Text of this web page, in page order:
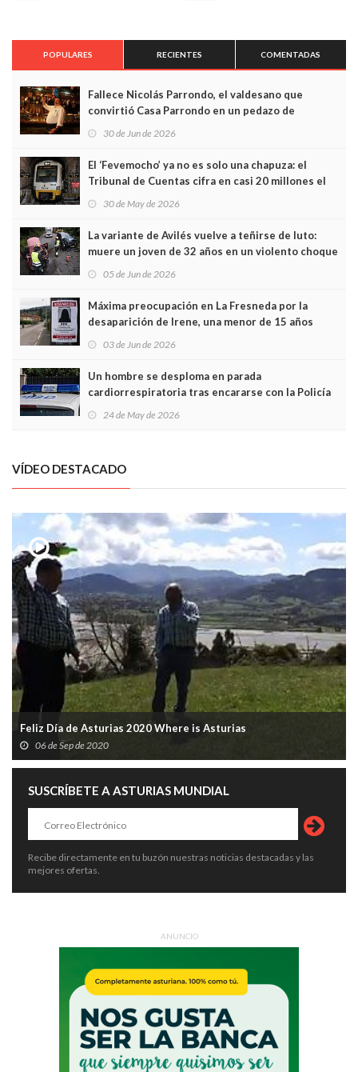
POPULARES RECIENTES COMENTADAS
Fallece Nicolás Parrondo, el valdesano que
convirtió Casa Parrondo en un pedazo de
30 de Jun de 2026
El ‘Fevemocho’ ya no es solo una chapuza: el
Tribunal de Cuentas cifra en casi 20 millones el
30 de May de 2026
La variante de Avilés vuelve a teñirse de luto:
muere un joven de 32 años en un violento choque
05 de Jun de 2026
Máxima preocupación en La Fresneda por la
desaparición de Irene, una menor de 15 años
03 de Jun de 2026
Un hombre se desploma en parada
cardiorrespiratoria tras encararse con la Policía
24 de May de 2026
VÍDEO DESTACADO
Feliz Día de Asturias 2020 Where is Asturias
06 de Sep de 2020
SUSCRÍBETE A ASTURIAS MUNDIAL
Recibe directamente en tu buzón nuestras noticias destacadas y las
mejores ofertas.
ANUNCIO